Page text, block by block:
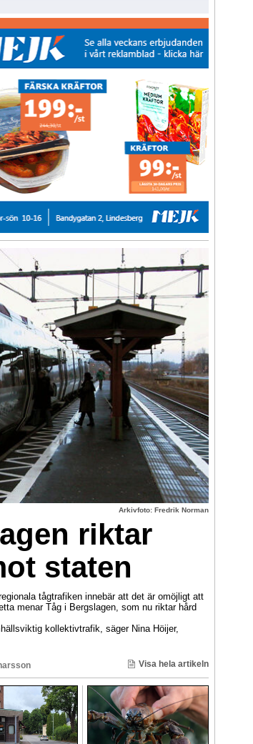
Arkivfoto: Fredrik Norman
riktar
staten
tågtrafiken innebär att det är omöjligt att
menar Tåg i Bergslagen, som nu riktar hård
kollektivtrafik, säger Nina Höijer,
Visa hela artikeln